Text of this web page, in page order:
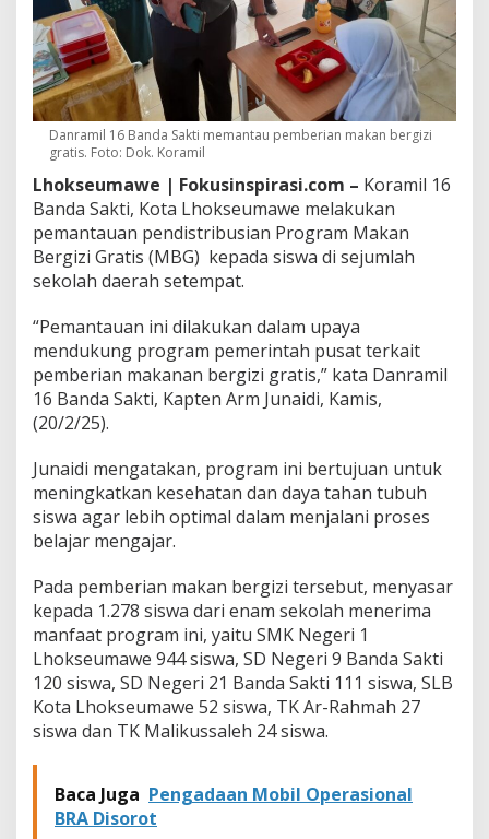
P
a
P
e
b
e
r
i
a
n
a
k
a
n
a
e
r
g
i
d
i
S
e
k
o
l
a
h
Danramil 16 Banda Sakti memantau pemberian makan bergizi
gratis. Foto: Dok. Koramil
Lhokseumawe | Fokusinspirasi.com – Koramil 16
Banda Sakti, Kota Lhokseumawe melakukan
pemantauan pendistribusian Program Makan
Bergizi Gratis (MBG) kepada siswa di sejumlah
sekolah daerah setempat.
“Pemantauan ini dilakukan dalam upaya
mendukung program pemerintah pusat terkait
pemberian makanan bergizi gratis,” kata Danramil
16 Banda Sakti, Kapten Arm Junaidi, Kamis,
(20/2/25).
Junaidi mengatakan, program ini bertujuan untuk
meningkatkan kesehatan dan daya tahan tubuh
siswa agar lebih optimal dalam menjalani proses
belajar mengajar.
Pada pemberian makan bergizi tersebut, menyasar
kepada 1.278 siswa dari enam sekolah menerima
manfaat program ini, yaitu SMK Negeri 1
Lhokseumawe 944 siswa, SD Negeri 9 Banda Sakti
120 siswa, SD Negeri 21 Banda Sakti 111 siswa, SLB
Kota Lhokseumawe 52 siswa, TK Ar-Rahmah 27
siswa dan TK Malikussaleh 24 siswa.
Baca Juga Pengadaan Mobil Operasional
BRA Disorot